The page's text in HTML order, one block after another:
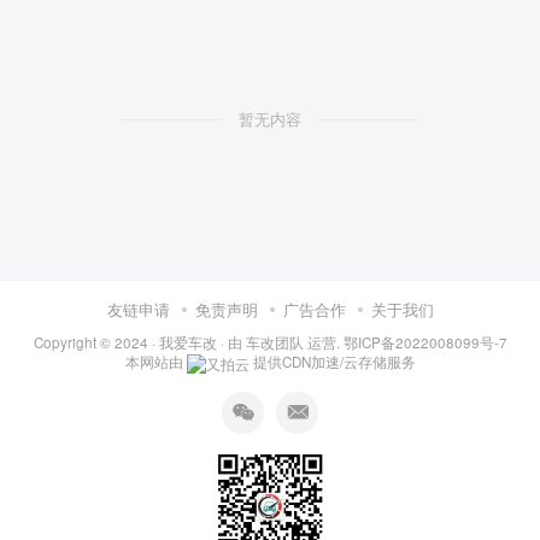
暂无内容
友链申请 免责声明 广告合作 关于我们
Copyright © 2024 · 我爱车改 · 由 车改团队 运营. 鄂ICP备2022008099号-7
本网站由
提供CDN加速/云存储服务